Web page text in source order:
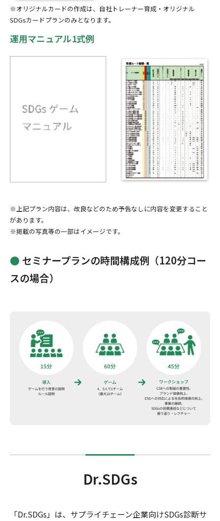
※オリジナルカードの作成は、自社トレーナー育成・オリジナル
SDGsカードプランのみとなります。
運用マニュアル1式例
※上記プラン内容は、改良などのため予告なしに内容を変更すること
があります。
※掲載の写真等の一部はイメージです。
● セミナープランの時間構成例（120分コー
スの場合）
Dr.SDGs
「Dr.SDGs」は、サプライチェーン企業向けSDGs診断サ